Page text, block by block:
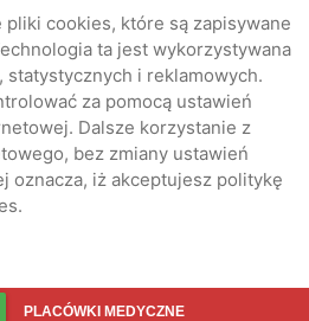
cookies, które są zapisywane
ta jest wykorzystywana
statystycznych i reklamowych.
za pomocą ustawień
Dalsze korzystanie z
bez zmiany ustawień
oznacza, iż akceptujesz politykę
PLACÓWKI MEDYCZNE